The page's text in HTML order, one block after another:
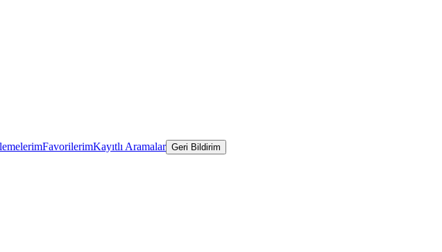
FavorilerimKayıtlı Aramalar Geri Bildirim